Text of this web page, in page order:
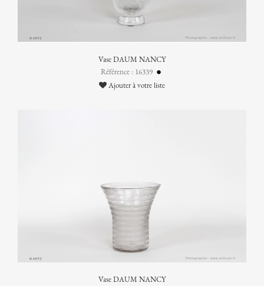
Vase DAUM NANCY
Référence : 16339
Ajouter à votre liste
Vase DAUM NANCY